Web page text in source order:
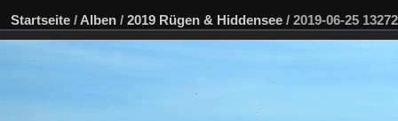
Startseite / Alben / 2019 Rügen & Hiddensee / 2019-06-25